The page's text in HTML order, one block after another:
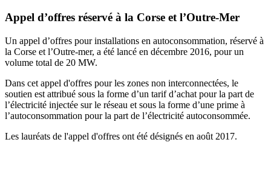
Appel d’offres réservé à la Corse et l’Outre-Mer
Un appel d’offres pour installations en autoconsommation, réservé à
la Corse et l’Outre-mer, a été lancé en décembre 2016, pour un
volume total de 20 MW.
Dans cet appel d'offres pour les zones non interconnectées, le
soutien est attribué sous la forme d’un tarif d’achat pour la part de
l’électricité injectée sur le réseau et sous la forme d’une prime à
l’autoconsommation pour la part de l’électricité autoconsommée.
Les lauréats de l'appel d'offres ont été désignés en août 2017.